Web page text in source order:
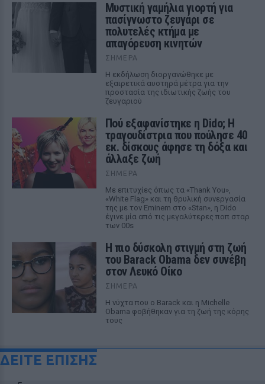
Μυστική γαμήλια γιορτή για
πασίγνωστο ζευγάρι σε
πολυτελές κτήμα με
απαγόρευση κινητών
ΣΉΜΕΡΑ
Η εκδήλωση διοργανώθηκε με
εξαιρετικά αυστηρά μέτρα για την
προστασία της ιδιωτικής ζωής του
ζευγαριού
Πού εξαφανίστηκε η Dido; Η
τραγουδίστρια που πούλησε 40
εκ. δίσκους άφησε τη δόξα και
άλλαξε ζωή
ΣΉΜΕΡΑ
Με επιτυχίες όπως τα «Thank You»,
«White Flag» και τη θρυλική συνεργασία
της με τον Eminem στο «Stan», η Dido
έγινε μία από τις μεγαλύτερες ποπ σταρ
των 00s
Η πιο δύσκολη στιγμή στη ζωή
του Barack Obama δεν συνέβη
στον Λευκό Οίκο
ΣΉΜΕΡΑ
Η νύχτα που ο Barack και η Michelle
Obama φοβήθηκαν για τη ζωή της κόρης
τους
ΔΕΙΤΕ ΕΠΙΣΗΣ